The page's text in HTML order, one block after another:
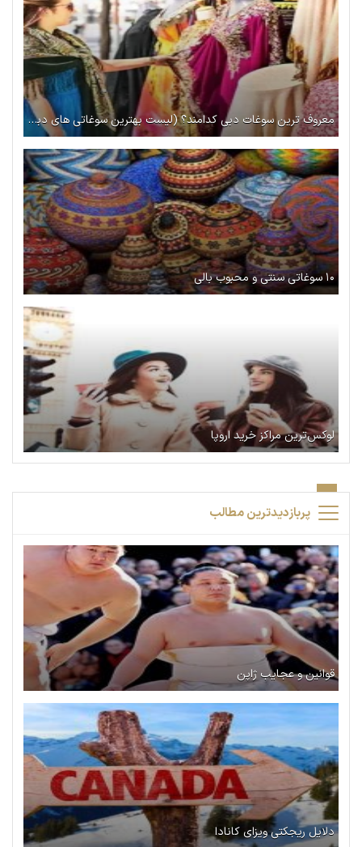
معروف ترین سوغات دبی کدامند؟ (لیست بهترین سوغاتی های دبی)
۱۰ سوغاتی سنتی و محبوب بالی
لوکس‌ترین مراکز خرید اروپا
پربازدیدترین مطالب
قوانین و عجایب ژاپن
دلایل ریجکتی ویزای کانادا